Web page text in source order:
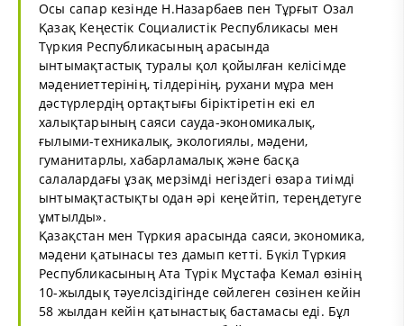
Осы сапар кезінде Н.Назарбаев пен Тұрғыт Озал
Қазақ Кеңестік Социалистік Республикасы мен
Түркия Республикасының арасында
ынтымақтастық туралы қол қойылған келісімде
мәдениеттерінің, тілдерінің, рухани мұра мен
дәстүрлердің ортақтығы біріктіретін екі ел
халықтарының саяси сауда-экономикалық,
ғылыми-техникалық, экологиялы, мәдени,
гуманитарлы, хабарламалық және басқа
салалардағы ұзақ мерзімді негіздегі өзара тиімді
ынтымақтастықты одан әрі кеңейтіп, тереңдетуге
ұмтылды».
Қазақстан мен Түркия арасында саяси, экономика,
мәдени қатынасы тез дамып кетті. Бүкіл Түркия
Республикасының Ата Түрік Мұстафа Кемал өзінің
10-жылдық тәуелсіздігінде сөйлеген сөзінен кейін
58 жылдан кейін қатынастық бастамасы еді. Бұл